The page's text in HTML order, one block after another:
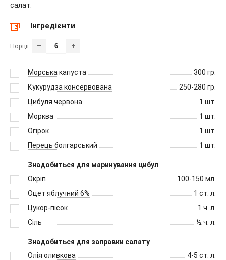
салат.
Інгредієнти
Порції: – +
Морська капуста 300 гр.
Кукурудза консервована
250-280 гр.
Цибуля червона
1 шт.
Морква
1 шт.
Огірок
1 шт.
Перець болгарський
1 шт.
Знадобиться для маринування цибул
Окріп
100-150 мл.
Оцет яблучний 6%
1 ст. л.
Цукор-пісок
1 ч. л.
Сіль
½ ч. л.
Знадобиться для заправки салату
Олія оливкова
4-5 ст. л.